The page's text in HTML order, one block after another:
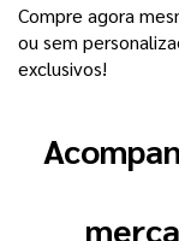
Compre agora
ou sem
exclusivos!